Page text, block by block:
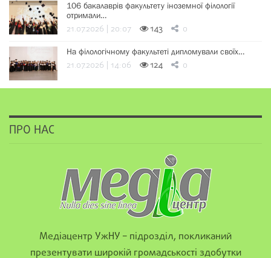
106 бакалаврів факультету іноземної філології
отримали…
21.07.2026 | 20:07 143 0
На філологічному факультеті дипломували своїх…
21.07.2026 | 14:06 124 0
ПРО НАС
Медіацентр УжНУ – підрозділ, покликаний
презентувати широкій громадськості здобутки